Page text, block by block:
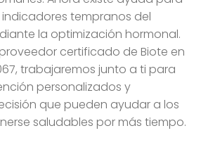
tempranos del
la optimización hormonal.
certificado de Biote en
trabajaremos junto a ti para
personalizados y
que pueden ayudar a los
saludables por más tiempo.